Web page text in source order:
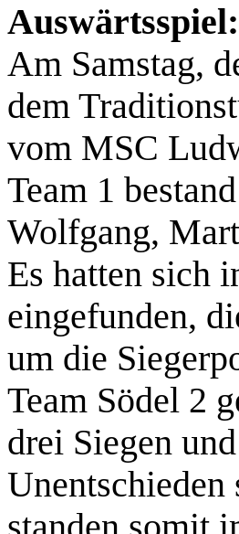
Am Samstag,
dem
vom MSC
Team 1
Wolfgang,
Es hatten sich
eingefunden,
um die
Team Södel 2
drei Siegen
Unentschieden